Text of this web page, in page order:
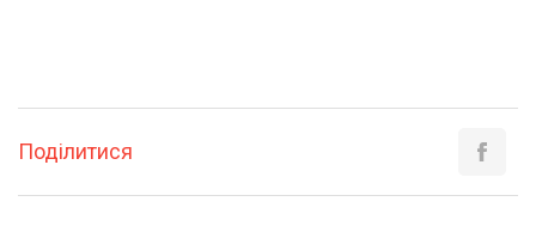
Поділитися